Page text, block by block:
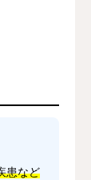
患など